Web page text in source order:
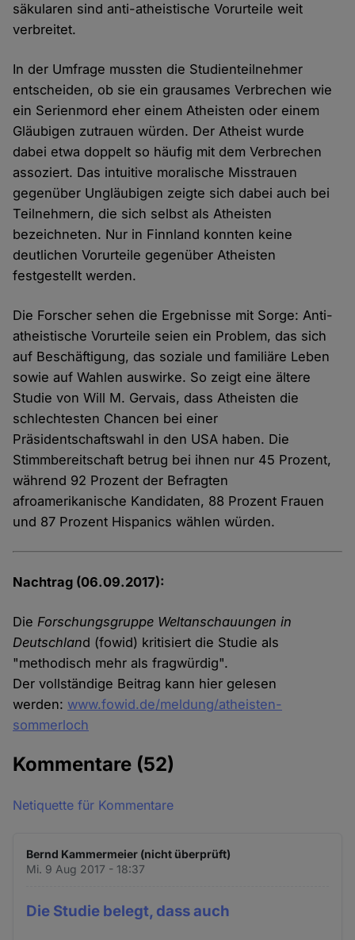
säkularen sind anti-atheistische Vorurteile weit
verbreitet.
In der Umfrage mussten die Studienteilnehmer
entscheiden, ob sie ein grausames Verbrechen wie
ein Serienmord eher einem Atheisten oder einem
Gläubigen zutrauen würden. Der Atheist wurde
dabei etwa doppelt so häufig mit dem Verbrechen
assoziert. Das intuitive moralische Misstrauen
gegenüber Ungläubigen zeigte sich dabei auch bei
Teilnehmern, die sich selbst als Atheisten
bezeichneten. Nur in Finnland konnten keine
deutlichen Vorurteile gegenüber Atheisten
festgestellt werden.
Die Forscher sehen die Ergebnisse mit Sorge: Anti-
atheistische Vorurteile seien ein Problem, das sich
auf Beschäftigung, das soziale und familiäre Leben
sowie auf Wahlen auswirke. So zeigt eine ältere
Studie von Will M. Gervais, dass Atheisten die
schlechtesten Chancen bei einer
Präsidentschaftswahl in den USA haben. Die
Stimmbereitschaft betrug bei ihnen nur 45 Prozent,
während 92 Prozent der Befragten
afroamerikanische Kandidaten, 88 Prozent Frauen
und 87 Prozent Hispanics wählen würden.
Nachtrag (06.09.2017):
DieForschungsgruppe Weltanschauungen in
Deutschland (fowid) kritisiert die Studie als
"methodisch mehr als fragwürdig".
Der vollständige Beitrag kann hier gelesen
werden: www.fowid.de/meldung/atheisten-
sommerloch
Kommentare (52)
Netiquette für Kommentare
Bernd Kammermeier (nicht überprüft)
Mi. 9 Aug 2017 - 18:37
Die Studie belegt, dass auch